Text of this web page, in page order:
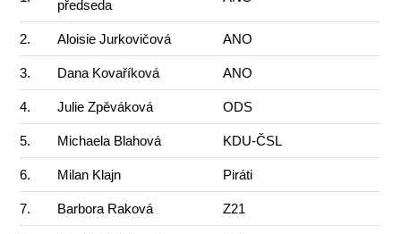
předseda
2. Aloisie Jurkovičová ANO
3. Dana Kovaříková ANO
4. Julie Zpěváková ODS
5. Michaela Blahová KDU-ČSL
6. Milan Klajn Piráti
7. Barbora Raková Z21